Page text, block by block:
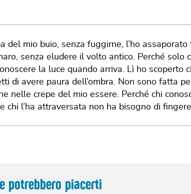
del mio buio, senza fuggirne, l’ho
senza eludere il volto antico. Perché solo
la luce quando arriva. Lì ho scoperto
di avere paura dell’ombra. Non sono fatta
nelle crepe del mio essere. Perché chi
chi l’ha attraversata non ha bisogno di fingere
potrebbero piacerti